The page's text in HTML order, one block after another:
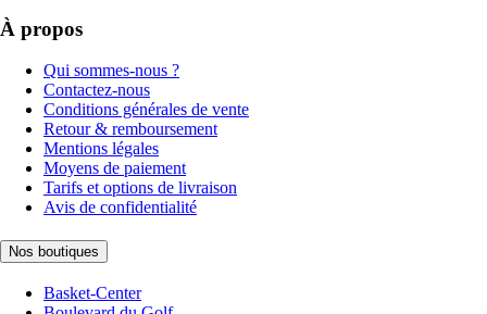
À propos
Qui sommes-nous ?
Contactez-nous
Conditions générales de vente
Retour & remboursement
Mentions légales
Moyens de paiement
Tarifs et options de livraison
Avis de confidentialité
Nos boutiques
Basket-Center